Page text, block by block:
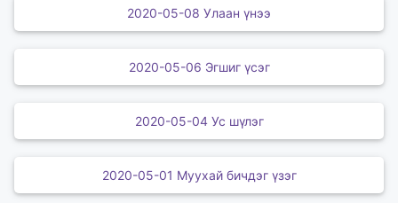
2020-05-08 Улаан үнээ
2020-05-06 Эгшиг үсэг
2020-05-04 Ус шүлэг
2020-05-01 Муухай бичдэг үзэг